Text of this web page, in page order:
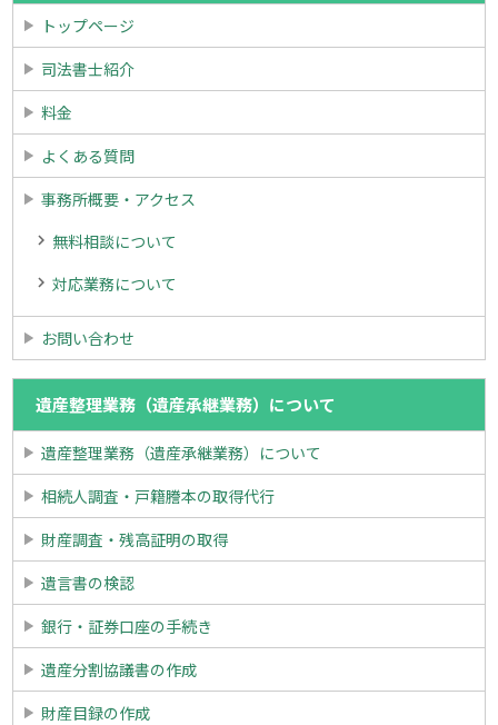
トップページ
司法書士紹介
料金
よくある質問
事務所概要・アクセス
無料相談について
対応業務について
お問い合わせ
遺産整理業務（遺産承継業務）について
遺産整理業務（遺産承継業務）について
相続人調査・戸籍謄本の取得代行
財産調査・残高証明の取得
遺言書の検認
銀行・証券口座の手続き
遺産分割協議書の作成
財産目録の作成